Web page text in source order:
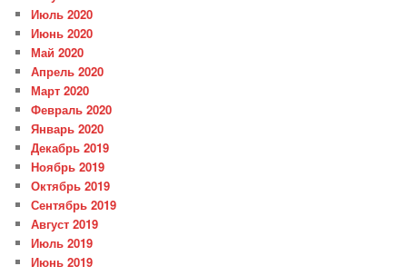
Июль 2020
Июнь 2020
Май 2020
Апрель 2020
Март 2020
Февраль 2020
Январь 2020
Декабрь 2019
Ноябрь 2019
Октябрь 2019
Сентябрь 2019
Август 2019
Июль 2019
Июнь 2019